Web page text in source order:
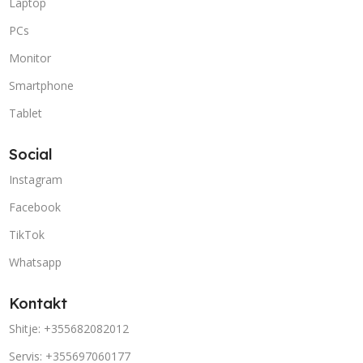
PCs
Monitor
Smartphone
Tablet
Social
Instagram
Facebook
TikTok
Whatsapp
Kontakt
Shitje: +355682082012
Servis: +355697060177